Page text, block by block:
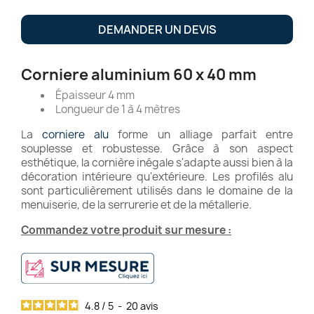
DEMANDER UN DEVIS
Corniere aluminium 60 x 40 mm
Épaisseur 4 mm
Longueur de 1 à 4 mètres
Lacorniere alu forme un alliage parfait entre
souplesse et robustesse. Grâce à son aspect
esthétique, la cornière inégale s'adapte aussi bien à la
décoration intérieure qu'extérieure. Les profilés alu
sont particulièrement utilisés dans le domaine de la
menuiserie, de la serrurerie et de la métallerie.
Commandez votre produit sur mesure :
4.8 / 5 - 20 avis